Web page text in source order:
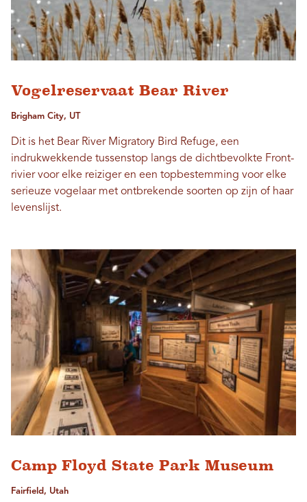
Vogelreservaat Bear River
Brigham City, UT
Dit is het Bear River Migratory Bird Refuge, een
indrukwekkende tussenstop langs de dichtbevolkte Front-
rivier voor elke reiziger en een topbestemming voor elke
serieuze vogelaar met ontbrekende soorten op zijn of haar
levenslijst.
Camp Floyd State Park Museum
Fairfield, Utah